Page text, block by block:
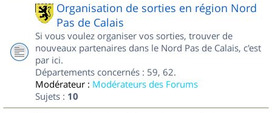
Organisation de sorties en région Nord
Pas de Calais
Si vous voulez organiser vos sorties, trouver de
nouveaux partenaires dans le Nord Pas de Calais, c'est
par ici.
Départements concernés : 59, 62.
Modérateur : Modérateurs des Forums
Sujets : 10